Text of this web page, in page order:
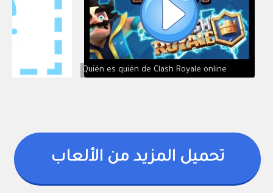
Quién es quién de Clash Royale online
تحميل المزيد من الألعاب